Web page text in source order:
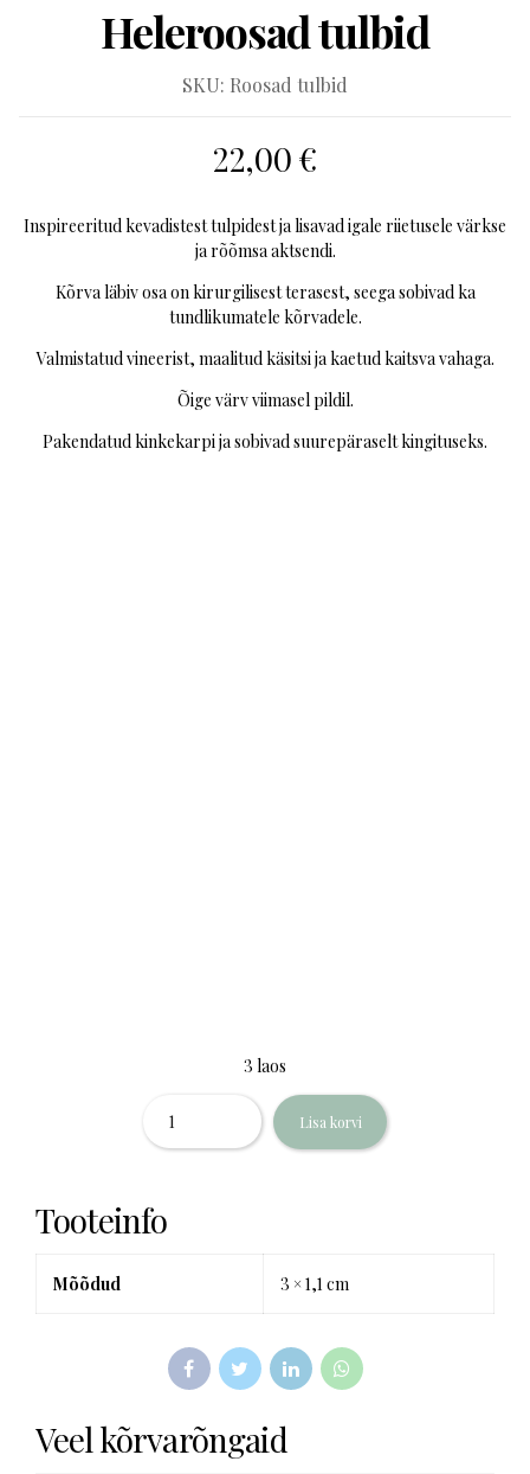
Heleroosad tulbid
SKU: Roosad tulbid
22,00€
Inspireeritud kevadistest tulpidest ja lisavad igale riietusele värkse
ja rõõmsa aktsendi.
Kõrva läbiv osa on kirurgilisest terasest, seega sobivad ka
tundlikumatele kõrvadele.
Valmistatud vineerist, maalitud käsitsi ja kaetud kaitsva vahaga.
Õige värv viimasel pildil.
Pakendatud kinkekarpi ja sobivad suurepäraselt kingituseks.
3 laos
Lisa korvi
Tooteinfo
Mõõdud 3 × 1,1 cm
Veel kõrvarõngaid